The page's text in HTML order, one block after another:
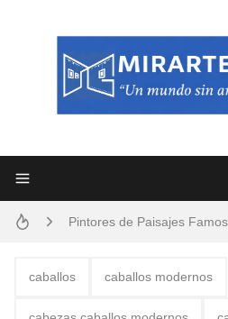
Pintores de Paisajes
caballos caballos modernos